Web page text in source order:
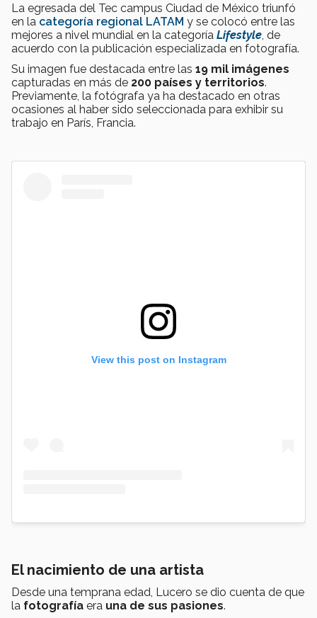
La egresada del Tec campus Ciudad de México triunfó
en la categoría regional LATAM y se colocó entre las
mejores a nivel mundial en la categoría Lifestyle , de
acuerdo con la publicación especializada en fotografía.
Su imagen fue destacada entre las 19 mil imágenes
capturadas en más de 200 países y territorios.
Previamente, la fotógrafa ya ha destacado en otras
ocasiones al haber sido seleccionada para exhibir su
trabajo en París, Francia.
View this post on Instagram
El nacimiento de una artista
Desde una temprana edad, Lucero se dio cuenta de que
la fotografía era una de sus pasiones.